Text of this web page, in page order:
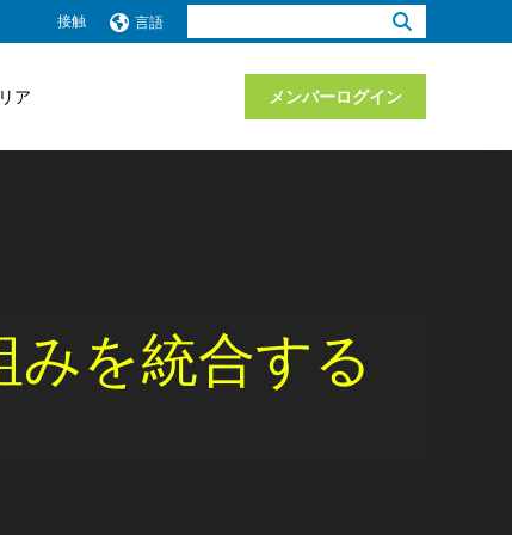
接触 言語
索：
ア メンバーログイン
みを統合する